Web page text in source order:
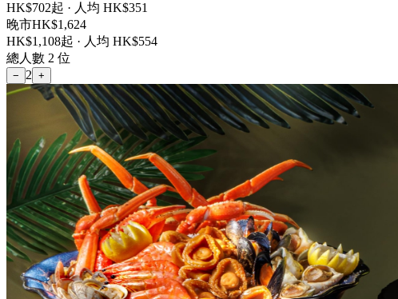
HK$702起 · 人均 HK$351
晚市HK$1,624
HK$1,108起 · 人均 HK$554
總人數 2 位
− 2 +